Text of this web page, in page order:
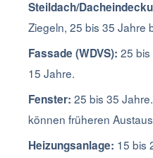
Steildach/
Ziegeln, 25 bis 35 Jahre
Fassade (WDVS): 25 bis
15 Jahre.
Fenster: 25 bis 35
können früheren
Heizungsanlage: 15 bis